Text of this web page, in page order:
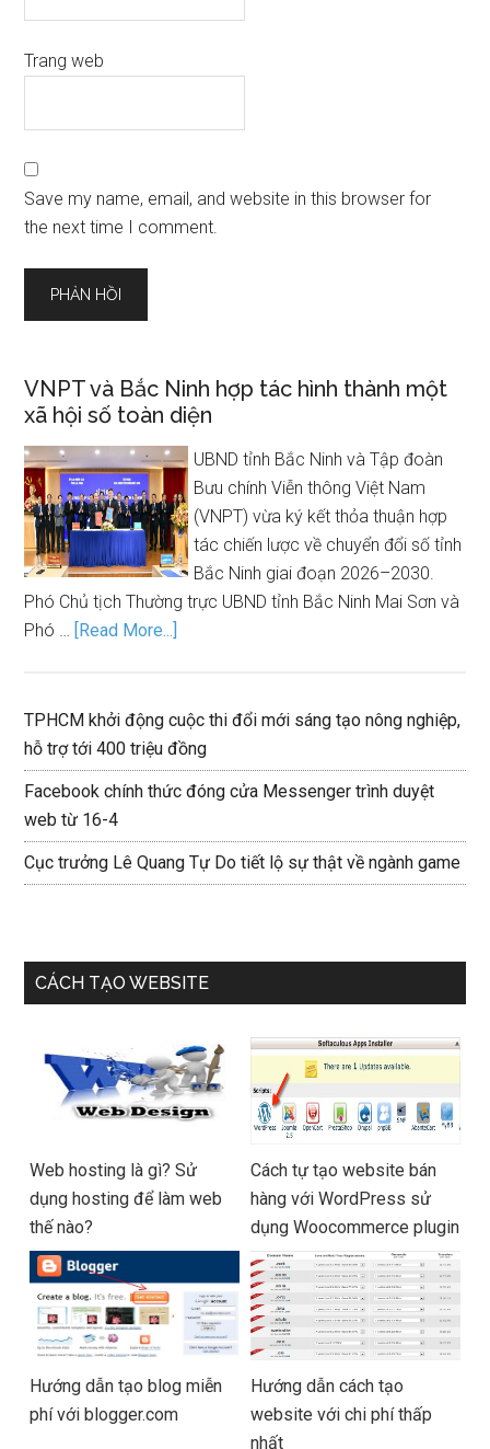
Trang web
Save my name, email, and website in this browser for
the next time I comment.
VNPT và Bắc Ninh hợp tác hình thành một
xã hội số toàn diện
UBND tỉnh Bắc Ninh và Tập đoàn
Bưu chính Viễn thông Việt Nam
(VNPT) vừa ký kết thỏa thuận hợp
tác chiến lược về chuyển đổi số tỉnh
Bắc Ninh giai đoạn 2026–2030.
Phó Chủ tịch Thường trực UBND tỉnh Bắc Ninh Mai Sơn và
Phó … [Read More...]
TPHCM khởi động cuộc thi đổi mới sáng tạo nông nghiệp,
hỗ trợ tới 400 triệu đồng
Facebook chính thức đóng cửa Messenger trình duyệt
web từ 16-4
Cục trưởng Lê Quang Tự Do tiết lộ sự thật về ngành game
CÁCH TẠO WEBSITE
Web hosting là gì? Sử
dụng hosting để làm web
thế nào?
Cách tự tạo website bán
hàng với WordPress sử
dụng Woocommerce plugin
Hướng dẫn tạo blog miễn
phí với blogger.com
Hướng dẫn cách tạo
website với chi phí thấp
nhất